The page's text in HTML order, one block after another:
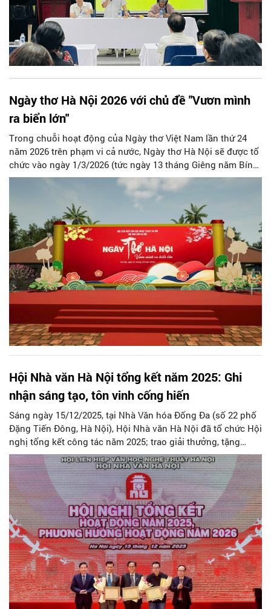
Ngày thơ Hà Nội 2026 với chủ đề "Vươn mình
ra biển lớn"
Trong chuỗi hoạt động của Ngày thơ Việt Nam lần thứ 24
năm 2026 trên phạm vi cả nước, Ngày thơ Hà Nội sẽ được tổ
chức vào ngày 1/3/2026 (tức ngày 13 tháng Giêng năm Bính
Ngọ) tại Văn Miếu - Quốc Tử Giám. Với chủ đề “Vươn mình ra
biển lớn”, Ngày thơ Hà Nội do Hội Liên hiệp Văn học Nghệ
thuật Hà Nội và Hội Nhà văn Hà Nội tổ chức tiếp tục thể
hiện vị thế của Hà Nội đồng thời góp phần tôn vinh các giá
trị của thi ca.
Hội Nhà văn Hà Nội tổng kết năm 2025: Ghi
nhận sáng tạo, tôn vinh cống hiến
Sáng ngày 15/12/2025, tại Nhà Văn hóa Đống Đa (số 22 phố
Đặng Tiến Đông, Hà Nội), Hội Nhà văn Hà Nội đã tổ chức Hội
nghị tổng kết công tác năm 2025; trao giải thưởng, tặng
thưởng văn học và trao quyết định kết nạp hội viên mới.
Tham dự hội nghị tổng kết có đại diện lãnh đạo Hội Liên
hiệp Văn học Nghệ thuật Hà Nội, lãnh đạo các hội chuyên
ngành, lãnh đạo Tạp chí Người Hà Nội, lãnh đạo các sở, ban,
ngành cùng đông đảo các văn nghệ sĩ hội viên.